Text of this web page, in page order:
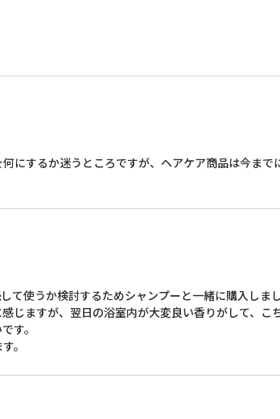
にするか迷うところですが、ヘアケア商品は今ま
て使うか検討するためシャンプーと一緒に購入しまし
じますが、翌日の浴室内が大変良い香りがして、こ
す。
。